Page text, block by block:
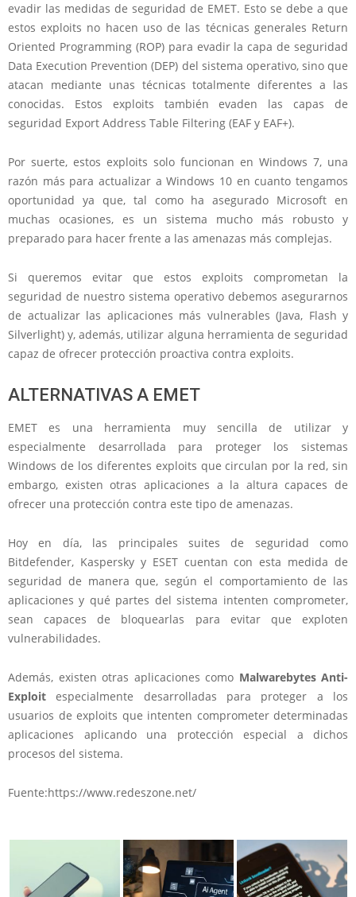
evadir las medidas de seguridad de EMET. Esto se debe a que
estos exploits no hacen uso de las técnicas generales Return
Oriented Programming (ROP) para evadir la capa de seguridad
Data Execution Prevention (DEP) del sistema operativo, sino que
atacan mediante unas técnicas totalmente diferentes a las
conocidas. Estos exploits también evaden las capas de
seguridad Export Address Table Filtering (EAF y EAF+).
Por suerte, estos exploits solo funcionan en Windows 7, una
razón más para actualizar a Windows 10 en cuanto tengamos
oportunidad ya que, tal como ha asegurado Microsoft en
muchas ocasiones, es un sistema mucho más robusto y
preparado para hacer frente a las amenazas más complejas.
Si queremos evitar que estos exploits comprometan la
seguridad de nuestro sistema operativo debemos asegurarnos
de actualizar las aplicaciones más vulnerables (Java, Flash y
Silverlight) y, además, utilizar alguna herramienta de seguridad
capaz de ofrecer protección proactiva contra exploits.
ALTERNATIVAS A EMET
EMET es una herramienta muy sencilla de utilizar y
especialmente desarrollada para proteger los sistemas
Windows de los diferentes exploits que circulan por la red, sin
embargo, existen otras aplicaciones a la altura capaces de
ofrecer una protección contra este tipo de amenazas.
Hoy en día, las principales suites de seguridad como
Bitdefender, Kaspersky y ESET cuentan con esta medida de
seguridad de manera que, según el comportamiento de las
aplicaciones y qué partes del sistema intenten comprometer,
sean capaces de bloquearlas para evitar que exploten
vulnerabilidades.
Además, existen otras aplicaciones como Malwarebytes Anti-
Exploit especialmente desarrolladas para proteger a los
usuarios de exploits que intenten comprometer determinadas
aplicaciones aplicando una protección especial a dichos
procesos del sistema.
Fuente:https://www.redeszone.net/